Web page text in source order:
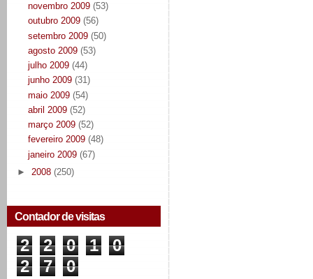
novembro 2009 (53)
outubro 2009 (56)
setembro 2009 (50)
agosto 2009 (53)
julho 2009 (44)
junho 2009 (31)
maio 2009 (54)
abril 2009 (52)
março 2009 (52)
fevereiro 2009 (48)
janeiro 2009 (67)
► 2008 (250)
Contador de visitas
2 2 0 1
0
2
7 0